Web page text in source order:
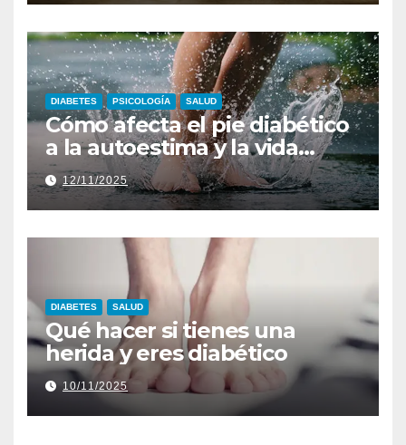
DIABETES PSICOLOGÍA SALUD
Cómo afecta el pie diabético
a la autoestima y la vida
diaria
12/11/2025
DIABETES SALUD
Qué hacer si tienes una
herida y eres diabético
10/11/2025